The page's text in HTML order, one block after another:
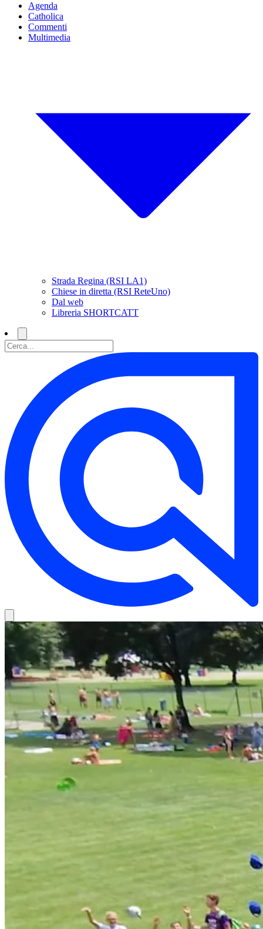
Agenda
Catholica
Commenti
Multimedia
Strada Regina (RSI LA1)
Chiese in diretta (RSI ReteUno)
Dal web
Libreria SHORTCATT